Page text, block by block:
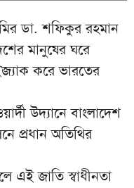
ডা. শফিকুর রহমান
মানুষের ঘরে
করে ভারতের
উদ্যানে বাংলাদেশ
প্রধান অতিথির
এই জাতি স্বাধীনতা